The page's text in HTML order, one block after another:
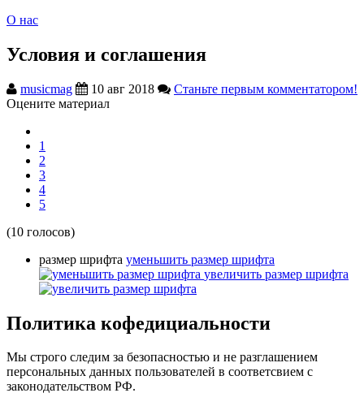
О нас
Условия и соглашения
musicmag 10 авг 2018
Станьте первым комментатором!
Оцените материал
1
2
3
4
5
(10 голосов)
размер шрифта уменьшить размер шрифта
увеличить размер шрифта
Политика кофедициальности
Мы строго следим за безопасностью и не разглашением
персональных данных пользователей в соответсвием с
законодательством РФ.